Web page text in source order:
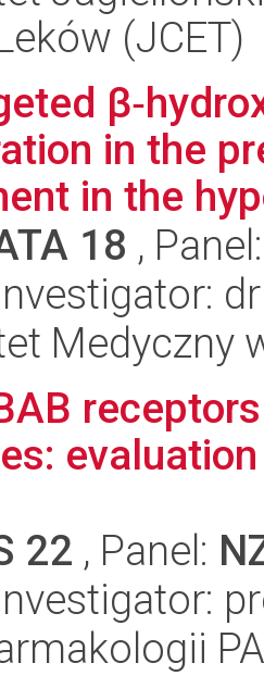
(JCET)
in the
in the
18 ,
Medyczny
22 , Panel: